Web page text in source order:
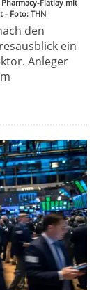
Flatlay mit
- Foto: THN
den
ein
Anleger